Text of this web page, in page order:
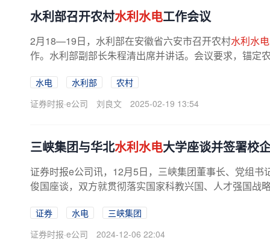
水利部召开农村水利水电工作会议
2月18—19日，水利部在安徽省六安市召开农村水利水电
作。水利部副部长朱程清出席并讲话。会议要求，锚定
水电 水利部
农村
证券时报·e公司
刘良文 2025-02-19 13:54
三峡集团与华北水利水电大学座谈并签署校
证券时报e公司讯，12月5日，三峡集团董事长、党组书
俊国座谈，双方就贯彻落实国家科教兴国、人才强国战
证券 水电
三峡集团
证券时报·e公司
2024-12-06 22:04